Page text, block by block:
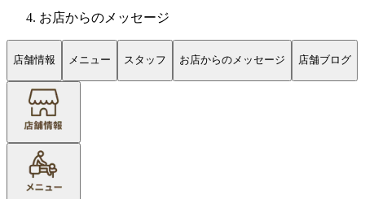
お店からのメッセージ
店舗情報 メニュー スタッフ お店からのメッセージ 店舗ブログ